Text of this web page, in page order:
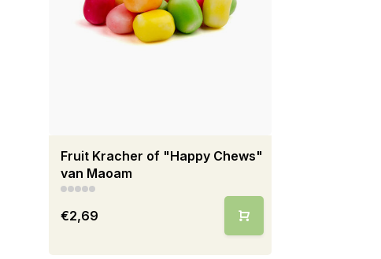
Fruit Kracher of "Happy Chews"
van Maoam
€2,69